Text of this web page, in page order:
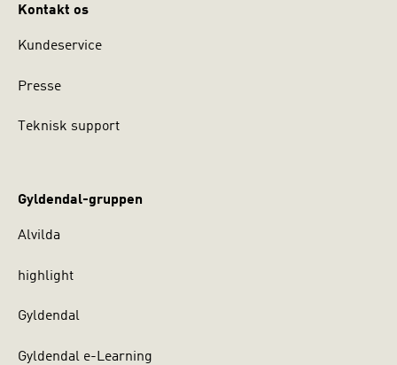
Kontakt os
Kundeservice
Presse
Teknisk support
Gyldendal-gruppen
Alvilda
highlight
Gyldendal
Gyldendal e-Learning